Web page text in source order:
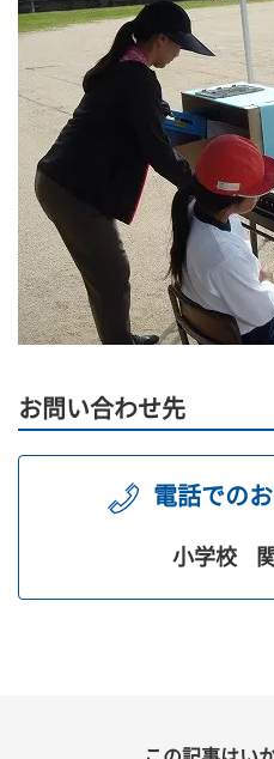
お問い合わせ先
電話での
小学校